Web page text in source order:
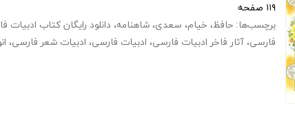
۱۱۹ صفحه
برچسب‌ها: حافظ، خیام، سعدی، شاهنامه، دانلود رایگان کتاب ادبیات
فارسی، آثار فاخر ادبیات فارسی، ادبیات فارسی، ادبیات شعر فارسی،